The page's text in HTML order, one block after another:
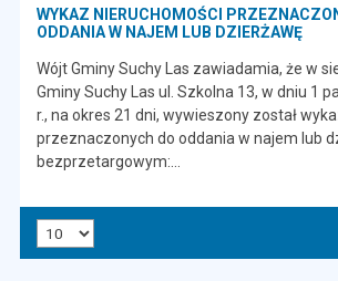
WYKAZ NIERUCHOMOŚCI
ODDANIA W NAJEM LUB DZIERŻAWĘ
Wójt Gminy Suchy Las zawiadamia, że w
Gminy Suchy Las ul. Szkolna 13, w dniu 1
r., na okres 21 dni, wywieszony został
przeznaczonych do oddania w najem lub
bezprzetargowym:…